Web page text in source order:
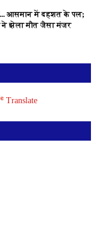
आसमान में दहशत के पल;
ने झेला मौत जैसा मंजर
Translate